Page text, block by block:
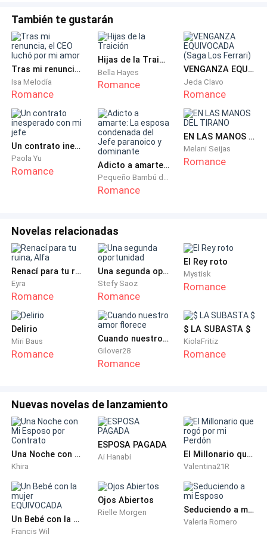
Allí estaba Mauro.
Semi desnudo.
Y sobre él, moviéndose con un descaro que le dio
náuseas, estaba Sandy, su mejor amiga, la hermana
que la vida le había regalado sin sangre de por medio.
Las risas ahogadas, los gemidos, la piel contra piel…
todo se silenció de golpe.
La habitación parecía congelada en un instante
Carolina sintió que el piso se hundía debajo de sus
pies.
Sandy se detuvo.
Sus ojos la reconocieron y, en vez de vergüenza,
mostraron una chispa torva de miedo mezclado con
desafío, como si supiera que ese momento podía
ella fuera la intrusa.
—Carolina… —balbuceó, tironeando torpemente una
parece.
Ella apoyó la mano en el marco de la puerta para no
También te gustarán
Tras mi renuncia, el CEO luchó por mi amor
Isa Melodía
Romance
Hijas de la Traición
Bella Hayes
Romance
VENGANZA EQUIVOCADA (Saga Los Ferrari)
Jeda Clavo
Romance
Un contrato inesperado con mi jefe
Paola Yu
Romance Adicto a amarte: La esposa condenada del Jefe paranoico y dominante
Pequeño Bambú de la Familia Gu
Romance
EN LAS MANOS DEL TIRANO
Melani Seijas
Romance
Novelas relacionadas
Renací para tu ruina, Alfa
Eyra
Romance
Una segunda oportunidad
Stefy Saoz
Romance
El Rey roto
Mystisk
Romance
Delirio
Miri Baus
Romance
Cuando nuestro amor florece
Gilover28
Romance
$ LA SUBASTA $
KiolaFritiz
Romance
Nuevas novelas de lanzamiento
Una Noche con Mi Esposo por Contrato
Khira
ESPOSA PAGADA
Ai Hanabi El Millonario que rogó por mi Perdón
Valentina21R
Un Bebé con la mujer EQUIVOCADA
Francis Wil
Ojos Abiertos
Rielle Morgen Seduciendo a mi Esposo
Valeria Romero